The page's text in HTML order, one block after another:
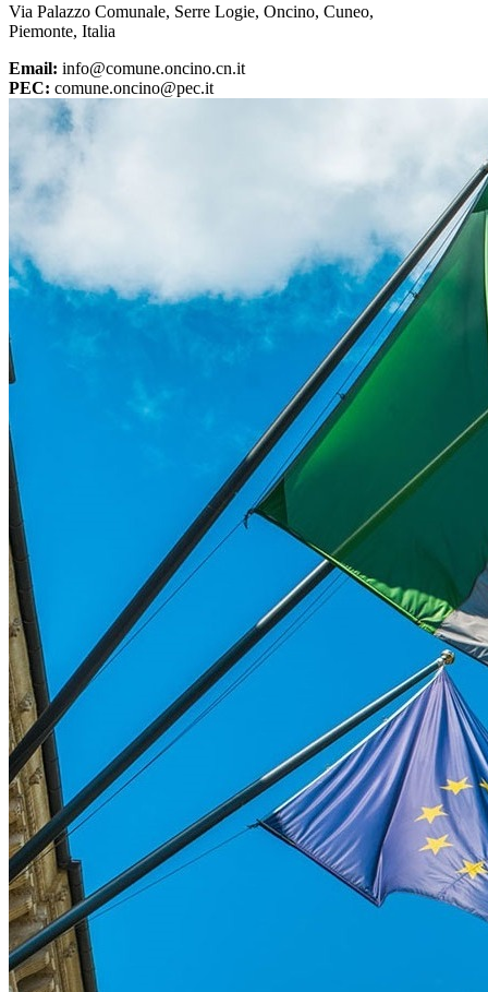
Via Palazzo Comunale, Serre Logie, Oncino, Cuneo,
Piemonte, Italia
Email: info@comune.oncino.cn.it
PEC: comune.oncino@pec.it